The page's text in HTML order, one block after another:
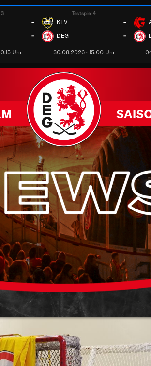
3
-
-
Uhr
Testspiel 4
KEV -
DEG -
30.08.2026 · 15.00 Uhr